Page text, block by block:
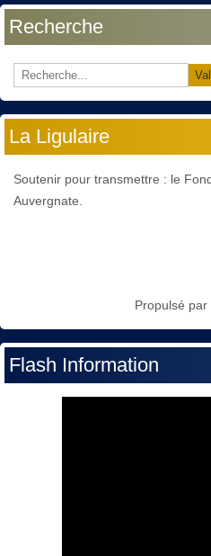
Recherche
La Ligulaire
Soutenir pour transmettre : le
Auvergnate.
Propulsé par
Flash Information